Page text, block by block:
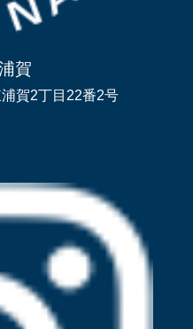
賀
賀2丁目22番2号